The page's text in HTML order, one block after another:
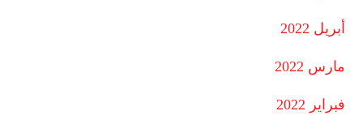
أبريل 2022
مارس 2022
فبراير 2022